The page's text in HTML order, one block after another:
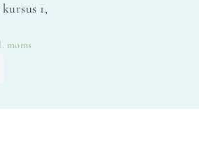
1,
moms